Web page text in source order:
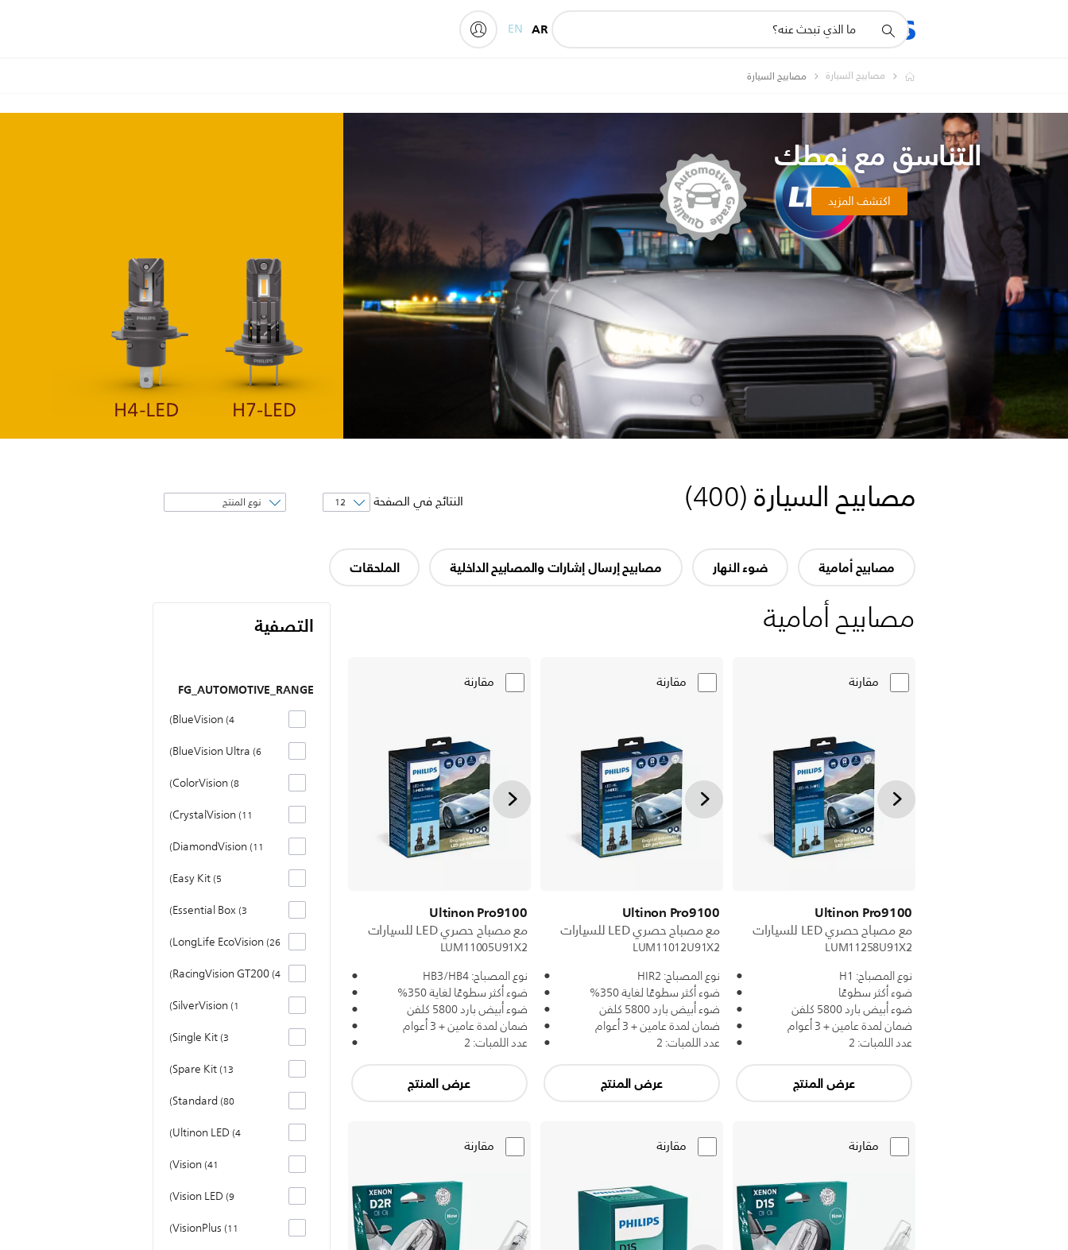
المنتجات
أيقونة
دعم
AR
EN
مصابيح السيارة مصابيح السيارة
التناسق مع نمطك
اكتشف المزيد
مصابيح السيارة(
400
) النتائج في الصفحة
فرز
حسب
مصابيح أمامية ضوء النهار مصابيح إرسال إشارات والمصابيح الداخلية الملحقات
التصفية
FG_AUTOMOTIVE_RANGE
BlueVision 4
BlueVision Ultra 6
ColorVision 8
CrystalVision 11
DiamondVision 11
Easy Kit 5
Essential Box 3
LongLife EcoVision 26
RacingVision GT200 4
SilverVision 1
Single Kit 3
Spare Kit 13
Standard 80
Ultinon LED 4
Vision 41
Vision LED 9
VisionPlus 11
مصابيح أمامية
مقارنة
Ultinon Pro9100
مع مصباح حصري LED للسيارات
LUM11258U91X2
نوع المصباح: H1
ضوء أكثر سطوعًا
ضوء أبيض بارد 5800 كلفن
ضمان لمدة عامين + 3 أعوام
عدد اللمبات: 2
عرض المنتج
مقارنة
Ultinon Pro9100
مع مصباح حصري LED للسيارات
LUM11012U91X2
نوع المصباح: HIR2
ضوء أكثر سطوعًا لغاية 350%
ضوء أبيض بارد 5800 كلفن
ضمان لمدة عامين + 3 أعوام
عدد اللمبات: 2
عرض المنتج
مقارنة
Ultinon Pro9100
مع مصباح حصري LED للسيارات
LUM11005U91X2
نوع المصباح: HB3/HB4
ضوء أكثر سطوعًا لغاية 350%
ضوء أبيض بارد 5800 كلفن
ضمان لمدة عامين + 3 أعوام
عدد اللمبات: 2
عرض المنتج
مقارنة مقارنة مقارنة